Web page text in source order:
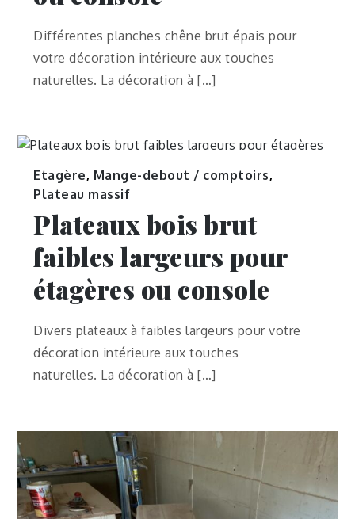
Différentes planches chêne brut épais pour
votre décoration intérieure aux touches
naturelles. La décoration à […]
Etagère, Mange-debout / comptoirs,
Plateau massif
Plateaux bois brut
faibles largeurs pour
étagères ou console
Divers plateaux à faibles largeurs pour votre
décoration intérieure aux touches
naturelles. La décoration à […]